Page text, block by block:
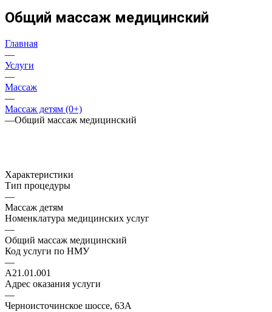
Общий массаж медицинский
Главная
—
Услуги
—
Массаж
—
Массаж детям (0+)
—Общий массаж медицинский
Характеристики
Тип процедуры
—
Массаж детям
Номенклатура медицинских услуг
—
Общий массаж медицинский
Код услуги по НМУ
—
A21.01.001
Адрес оказания услуги
—
Черноисточинское шоссе, 63А